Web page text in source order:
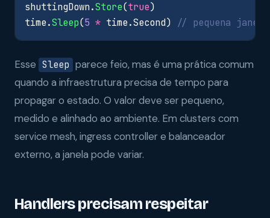
shuttingDown.Store(true)
time.Sleep(5 * time.Second) // pequena
Esse Sleep parece feio, mas é uma prática comum
quando a infraestrutura precisa de tempo para
propagar o estado. O valor deve ser pequeno,
medido e alinhado ao ambiente. Em clusters com
service mesh, ingress controller e balanceador
externo, a janela pode variar.
Handlers precisam respeitar